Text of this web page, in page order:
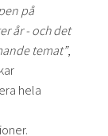
på
år - och det
temat”,
hela